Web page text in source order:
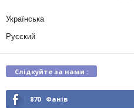
Українська
Русский
Слідкуйте за нами :
870 Фанів